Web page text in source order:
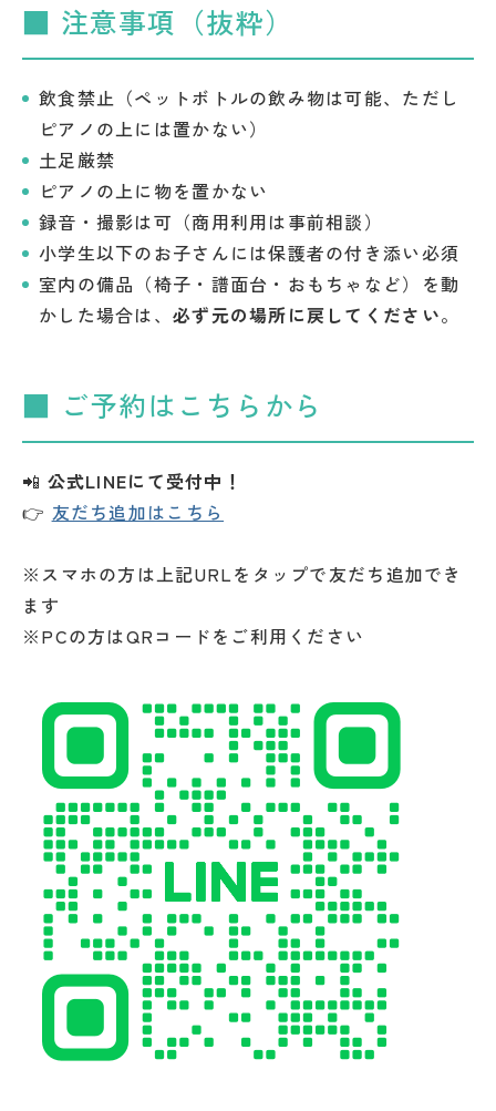
■ 注意事項（抜粋）
飲食禁止（ペットボトルの飲み物は可能、ただし
ピアノの上には置かない）
土足厳禁
ピアノの上に物を置かない
録音・撮影は可（商用利用は事前相談）
小学生以下のお子さんには保護者の付き添い必須
室内の備品（椅子・譜面台・おもちゃなど）を動
かした場合は、 必ず元の場所に戻してください。
■ ご予約はこちらから
📲 公式LINEにて受付中！
👉 友だち追加はこちら
※スマホの方は上記URLをタップで友だち追加でき
ます
※PCの方はQRコードをご利用ください